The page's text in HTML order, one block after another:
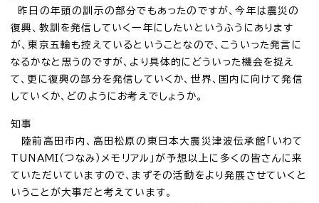
昨日の年頭の訓示の部分でもあったのですが、今年は震災の
復興、教訓を発信していく一年にしたいというふうにあります
が、東京五輪も控えているということなので、こういった発言に
なるかなと思うのですが、より具体的にどういった機会を捉え
て、更に復興の部分を発信していくか、世界、国内に向けて発信
していくか、どのようにお考えでしょうか。
知事
陸前高田市内、高田松原の東日本大震災津波伝承館「いわて
TUNAMI（つなみ）メモリアル」が予想以上に多くの皆さんに来
ていただいていますので、まずその活動をより発展させていくと
いうことが大事だと考えています。